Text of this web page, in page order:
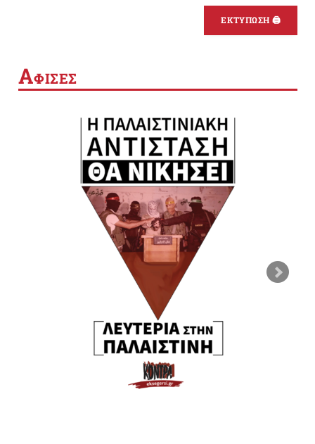
ΕΚΤΥΠΩΣΗ 🖨
ΑΦΙΣΕΣ